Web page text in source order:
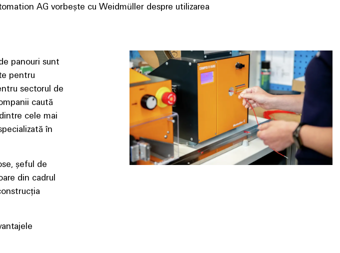
AG vorbește cu Weidmüller despre utilizarea
panouri sunt
pentru
sectorul de
caută
cele mai
în
șeful de
din cadrul